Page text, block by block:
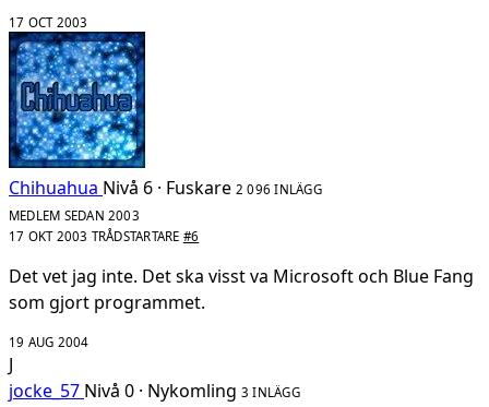
17 OCT 2003
Chihuahua Nivå 6 · Fuskare 2 096 INLÄGG
MEDLEM SEDAN 2003
17 OKT 2003 TRÅDSTARTARE #6
Det vet jag inte. Det ska visst va Microsoft och Blue Fang
som gjort programmet.
19 AUG 2004
J
jocke_57 Nivå 0 · Nykomling 3 INLÄGG